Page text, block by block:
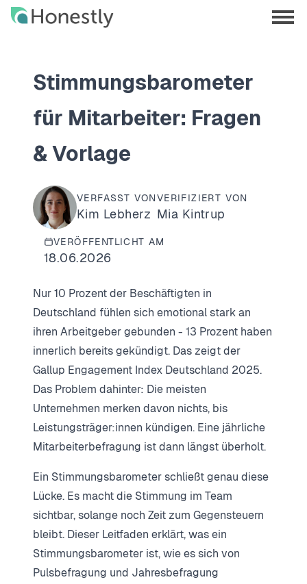
Skip
Skip
menu
Stimmungsbarometer
für Mitarbeiter: Fragen
& Vorlage
VERFASST VON
Kim Lebherz
VERIFIZIERT VON
Mia Kintrup
VERÖFFENTLICHT AM
18.06.2026
Nur 10 Prozent der Beschäftigten in
Deutschland fühlen sich emotional stark an
ihren Arbeitgeber gebunden - 13 Prozent haben
innerlich bereits gekündigt. Das zeigt der
Gallup Engagement Index Deutschland 2025.
Das Problem dahinter: Die meisten
Unternehmen merken davon nichts, bis
Leistungsträger:innen kündigen. Eine jährliche
Mitarbeiterbefragung ist dann längst überholt.
Ein Stimmungsbarometer schließt genau diese
Lücke. Es macht die Stimmung im Team
sichtbar, solange noch Zeit zum Gegensteuern
bleibt. Dieser Leitfaden erklärt, was ein
Stimmungsbarometer ist, wie es sich von
Pulsbefragung und Jahresbefragung